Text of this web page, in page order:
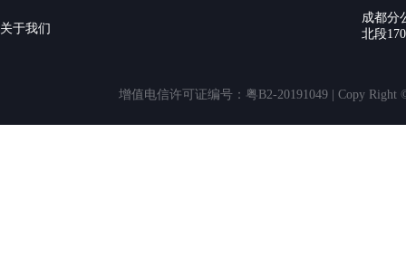
关于我们
成都分
北段
增值电信许可证编号：粤B2-20191049 | Copy